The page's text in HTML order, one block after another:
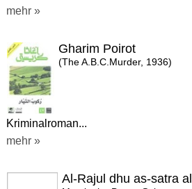
mehr »
Gharim Poirot
(The A.B.C.Murder, 1936)
Kriminalroman...
mehr »
Al-Rajul dhu as-satra